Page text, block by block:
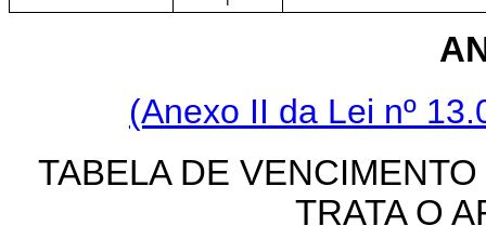
(Anexo II da Lei nº
TABELA DE
TRATA O